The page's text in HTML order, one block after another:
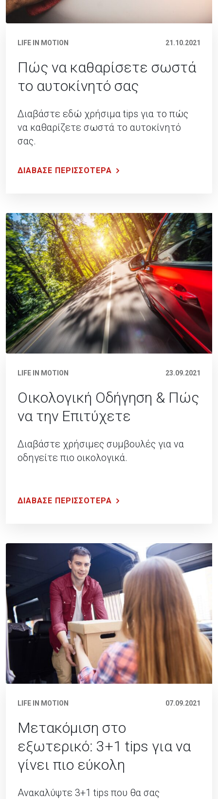
LIFE IN MOTION 21.10.2021
Πώς να καθαρίσετε σωστά
το αυτοκίνητό σας
Διαβάστε εδώ χρήσιμα tips για το πώς
να καθαρίζετε σωστά το αυτοκίνητό
σας.
ΔΙΑΒΑΣΕ ΠΕΡΙΣΣΟΤΕΡΑ
LIFE IN MOTION 23.09.2021
Οικολογική Οδήγηση & Πώς
να την Επιτύχετε
Διαβάστε χρήσιμες συμβουλές για να
οδηγείτε πιο οικολογικά.
ΔΙΑΒΑΣΕ ΠΕΡΙΣΣΟΤΕΡΑ
LIFE IN MOTION 07.09.2021
Μετακόμιση στο
εξωτερικό: 3+1 tips για να
γίνει πιο εύκολη
Ανακαλύψτε 3+1 tips που θα σας